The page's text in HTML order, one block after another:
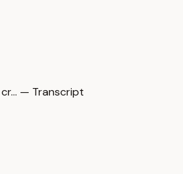
cr… — Transcript